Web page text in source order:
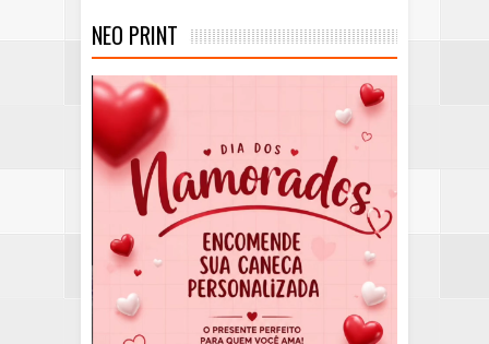
NEO PRINT